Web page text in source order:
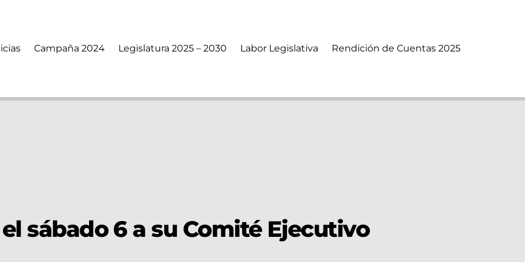
Campaña 2024 Legislatura 2025 – 2030 Labor Legislativa Rendición de Cuentas 2025
sábado 6 a su Comité Ejecutivo